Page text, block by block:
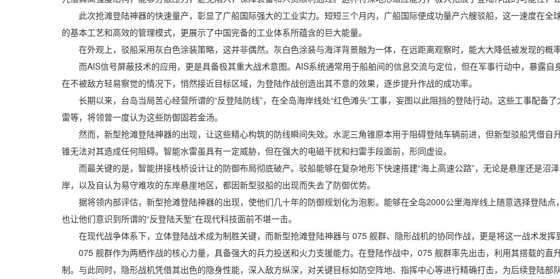
此次抢滩登陆神器的快速量产，彰显了广船国际强大的工业实力。短短三个月内，广船国际便成功量产六艘驳船，这一速度在全
的基本工艺和高效的管理模式，更展示了中国完备的工业体系所蕴含的巨大能量。
在外观上，驳船采用灰白色涂装策略，这并非偶然。灰白色涂装与海洋背景融为一体，在远距离观察时，能大大降低被发现的概率
而AIS信号屏蔽技术的应用，更是具备极其重大战术意图。AIS系统通常用于船舶间的信息交流与定位，但在军事行动中，暴露自
在不被敌方轻易察觉的情况下，悄然接近目标区域，为登陆作战创造出其不意的效果，逐步提升作战的成功率。
长期以来，台岛当局苦心经营所谓的“反登陆防线”，在全岛海岸线处“红色滩头”工事，妄图以此阻挡的登陆行动。这些工事配备
雷等，将领曾一度认为这些防御固若金汤。
然而，新型抢滩登陆神器的出现，让这些精心构筑的防线瞬间失效。水泥三角锥原本用于阻碍登陆车辆前进，但新型驳船凭借自
锥无法对其造成任何阻碍。智能水雷虽具有一定威胁，但在强大的电磁干扰和扫雷手段面前，形同虚设。
而最关键的是，智能拼接栈桥设计让的防御布局彻底破产。驳船能够在复杂地形下快速搭建“海上高速公路”，无论是悬崖还是沼
岸，以及自认为易守难攻的东岸悬崖地区，都因新型驳船的出现而失去了防御优势。
据将领内部评估，新型抢滩登陆神器的出现，使他们几十年的防御规划化为泡影。能够在全岛2000公里海岸线上随意选择登陆点
也让他们意识到所谓的“反登陆天堑”在现代科技面前不堪一击。
在现代战争体系下，立体登陆战术成为制胜关键，而新型抢滩登陆神器与 075 舰群、隐形战机的协同作战，更是将这一战术发挥
075 舰群作为两栖作战的核心力量，具备强大的兵力投送和火力支援能力。在登陆作战中，075 舰群率先出击，利用其搭载的直
制。与此同时，隐形战机凭借其出色的隐身性能，深入敌方纵深，对关键目标如防空阵地、指挥中心等进行精确打击，为后续登陆部